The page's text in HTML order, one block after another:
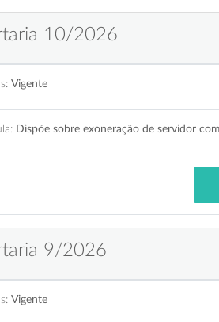
10/2026
Vigente
Dispõe sobre exoneração de servidor
9/2026
Vigente